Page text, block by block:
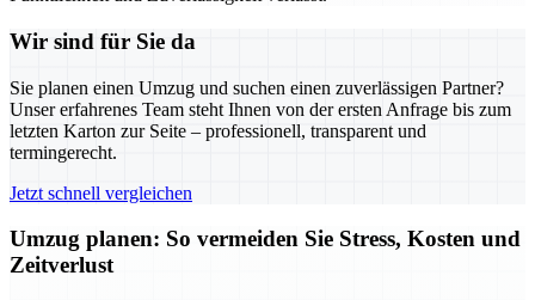
Wir sind für Sie da
Sie planen einen Umzug und suchen einen zuverlässigen Partner?
Unser erfahrenes Team steht Ihnen von der ersten Anfrage bis zum
letzten Karton zur Seite – professionell, transparent und
termingerecht.
Jetzt schnell vergleichen
Umzug planen: So vermeiden Sie Stress, Kosten und
Zeitverlust